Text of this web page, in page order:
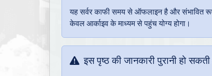
यह सर्वर काफी समय से ऑफलाइन है और संभावित
केवल आर्काइव के माध्यम से पहुंच योग्य होगा।
इस पृष्ठ की जानकारी पुरानी हो